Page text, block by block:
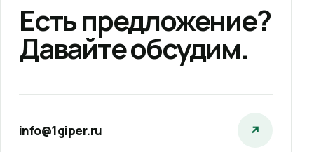
Есть предложение?
Давайте обсудим.
info@1giper.ru ↗